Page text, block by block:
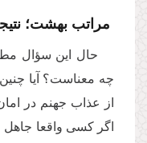
مراتب بهشت؛
حال این سؤال
چه معناست؟ آیا
از عذاب جهنم در
اگر کسی واقعا جاهل